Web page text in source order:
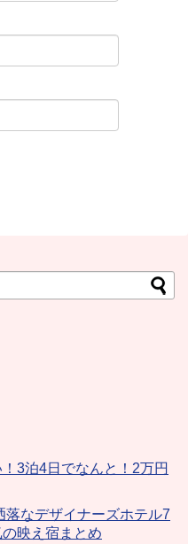
3泊4日でなんと！2万円
落なデザイナーズホテル7
映え宿まとめ